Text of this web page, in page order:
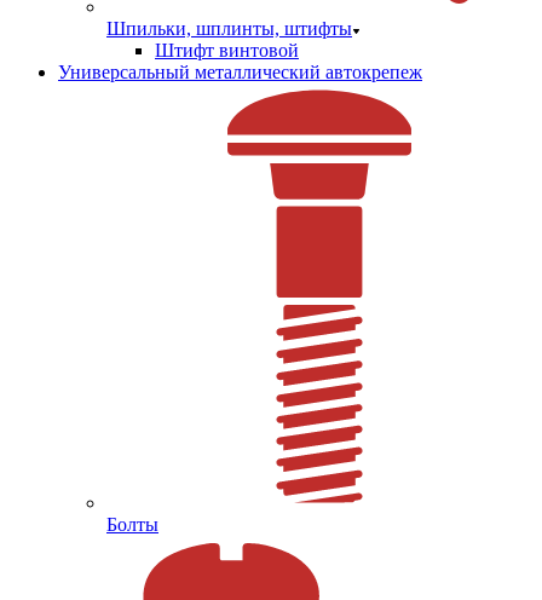
Шпильки, шплинты, штифты
Штифт винтовой
Универсальный металлический автокрепеж
Болты